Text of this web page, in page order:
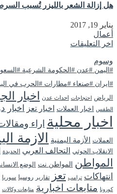
هل إزالة الشعر بالليزر تُسبب
يناير 19, 2017
أعمال
اخر التعليقات
وسوم
#اليمن #عدن #الحكومة الشرعية
#ايران #صنعاء #مطارات #الحرب في
الرياض
احتجاجات احداث عدن اخبار
الطقس
اخبار العملات اخبار تعز اخبار
اخبار محلية اراء
العملات الأزمة اليمنية الازمة
الانقلاب الحوثي التحالف العربي الحديدة
المواطن المواطن نت الوضع
انتهاكات ترامب تعز تقارير روسيا سوريا
كورونا متابعات اخبارية متابعات وكالات